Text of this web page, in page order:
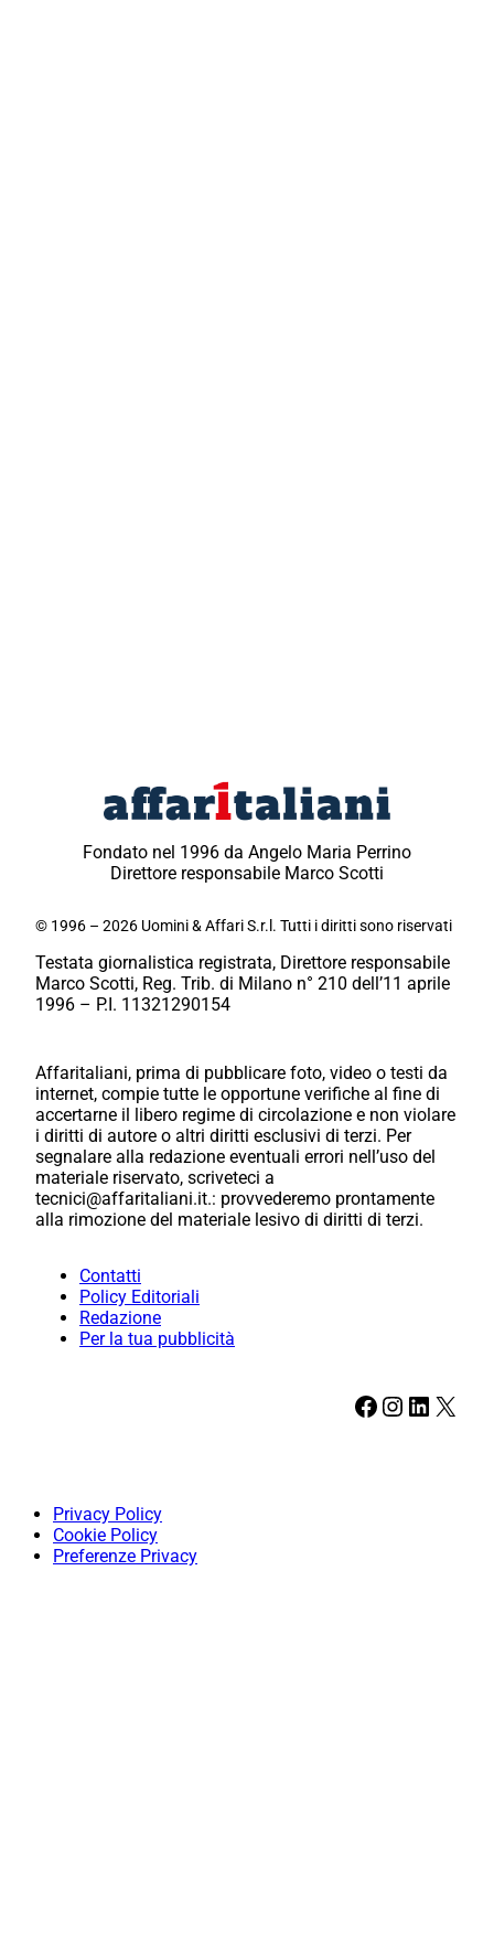
Fondato nel 1996 da Angelo Maria Perrino
Direttore responsabile Marco Scotti
© 1996 – 2026 Uomini & Affari S.r.l. Tutti i diritti sono riservati
Testata giornalistica registrata, Direttore responsabile
Marco Scotti, Reg. Trib. di Milano n° 210 dell’11 aprile
1996 – P.I. 11321290154
Affaritaliani, prima di pubblicare foto, video o testi da
internet, compie tutte le opportune verifiche al fine di
accertarne il libero regime di circolazione e non violare
i diritti di autore o altri diritti esclusivi di terzi. Per
segnalare alla redazione eventuali errori nell’uso del
materiale riservato, scriveteci a
tecnici@affaritaliani.it.: provvederemo prontamente
alla rimozione del materiale lesivo di diritti di terzi.
Contatti
Policy Editoriali
Redazione
Per la tua pubblicità
Facebook Instagram LinkedIn X
Privacy Policy
Cookie Policy
Preferenze Privacy